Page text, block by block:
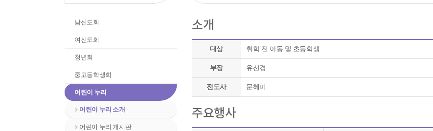
남신도회
여신도회
청년회
중고등학생회
어린이 누리
어린이 누리 소개
어린이 누리 게시판
소개
대상 취학 전 아동 및 초등학생
부장 유선경
전도사 문혜미
주요행사